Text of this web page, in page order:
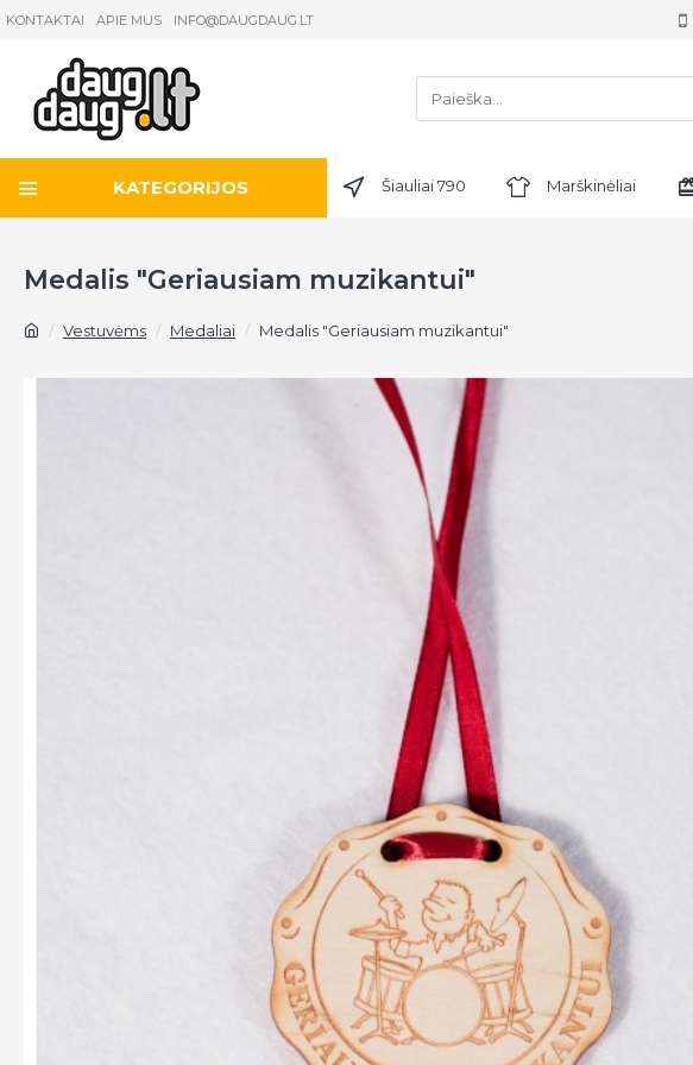
KONTAKTAI APIE MUS INFO@DAUGDAUG.LT
KATEGORIJOS Šiauliai 790 Marškinėliai
Vestuvėms Medaliai Medalis "Geriausiam muzikantui"
Medalis "Geriausiam muzikantui"